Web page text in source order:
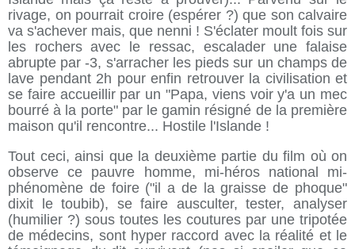
rivage, on pourrait croire (espérer ?) que son calvaire
va s'achever mais, que nenni ! S'éclater moult fois sur
les rochers avec le ressac, escalader une falaise
abrupte par -3, s'arracher les pieds sur un champs de
lave pendant 2h pour enfin retrouver la civilisation et
se faire accueillir par un "Papa, viens voir y'a un mec
bourré à la porte" par le gamin résigné de la première
maison qu'il rencontre... Hostile l'Islande !
Tout ceci, ainsi que la deuxième partie du film où on
observe ce pauvre homme, mi-héros national mi-
phénomène de foire ("il a de la graisse de phoque"
dixit le toubib), se faire ausculter, tester, analyser
(humilier ?) sous toutes les coutures par une tripotée
de médecins, sont hyper raccord avec la réalité et le